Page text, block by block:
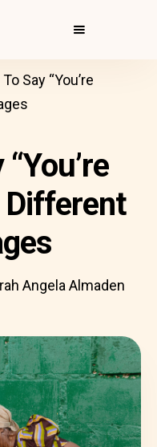
Say “You’re
Different
Angela Almaden